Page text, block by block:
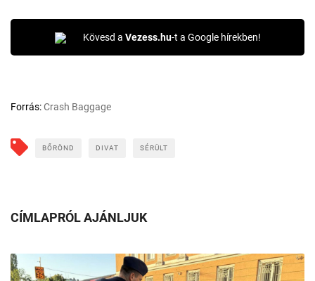
Kövesd a Vezess.hu-t a Google hírekben!
Forrás:Crash Baggage
BŐRÖND DIVAT SÉRÜLT
CÍMLAPRÓL AJÁNLJUK